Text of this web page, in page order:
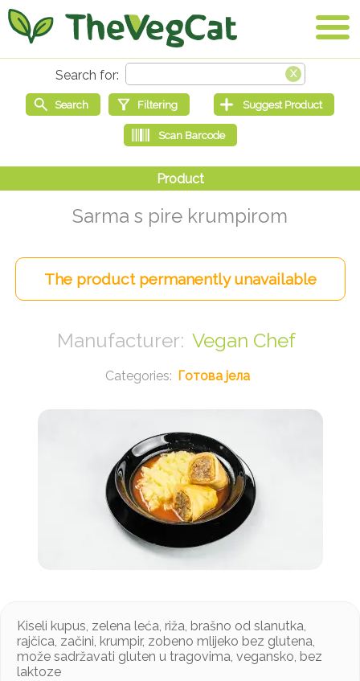
Sarma s pire krumpirom
Vegan Chef
Готова јела
Kiseli kupus, zelena leća, riža, brašno od slanutka,
rajčica, začini, krumpir, zobeno mlijeko bez glutena,
može sadržavati gluten u tragovima, vegansko, bez
laktoze